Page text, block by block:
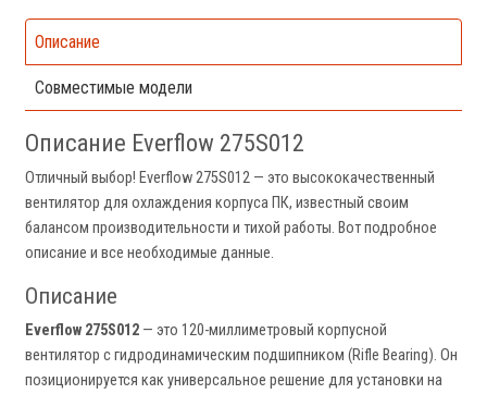
Описание
Совместимые модели
Описание Everflow 275S012
Отличный выбор! Everflow 275S012 — это высококачественный
вентилятор для охлаждения корпуса ПК, известный своим
балансом производительности и тихой работы. Вот подробное
описание и все необходимые данные.
Описание
Everflow 275S012 — это 120-миллиметровый корпусной
вентилятор с гидродинамическим подшипником (Rifle Bearing). Он
позиционируется как универсальное решение для установки на